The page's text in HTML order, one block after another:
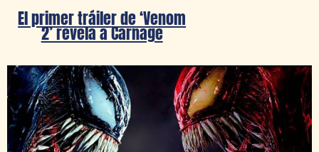
El primer tráiler de ‘Venom
2’ revela a Carnage